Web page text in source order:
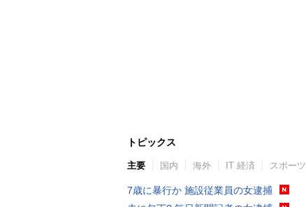
トピックス
主要 国内 海外 IT 経済 スポーツ
7歳に暴行か 施設従業員の女逮捕